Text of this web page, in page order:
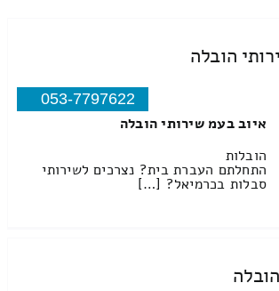
הובלה
053-7797622
איוב בעמ שירותי הובלה
הובלות
התחלתם העברת בית? נצרכים לשירותי
סבלות בכרמיאל? […]